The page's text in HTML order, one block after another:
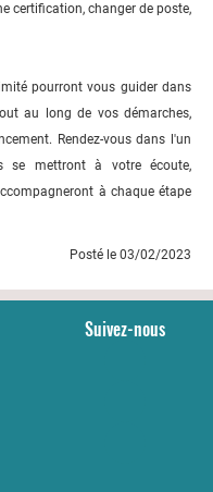
certification, changer de poste,
pourront vous guider dans
au long de vos démarches,
Rendez-vous dans l'un
se mettront à votre écoute,
à chaque étape
Posté le 03/02/2023
Suivez-nous